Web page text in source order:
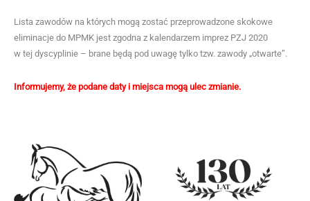
Lista zawodów na których mogą zostać przeprowadzone skokowe
eliminacje do MPMK jest zgodna z kalendarzem imprez PZJ 2020
w tej dyscyplinie – brane będą pod uwagę tylko tzw. zawody „otwarte”.
Informujemy, że podane daty i miejsca mogą ulec zmianie.